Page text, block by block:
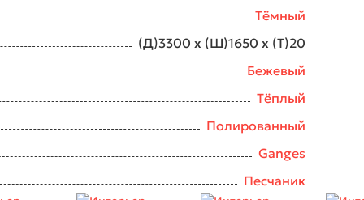
Тёмный
(Д)3300 х (Ш)1650 х (Т)20
Бежевый
Тёплый
Полированный
Ganges
Песчаник